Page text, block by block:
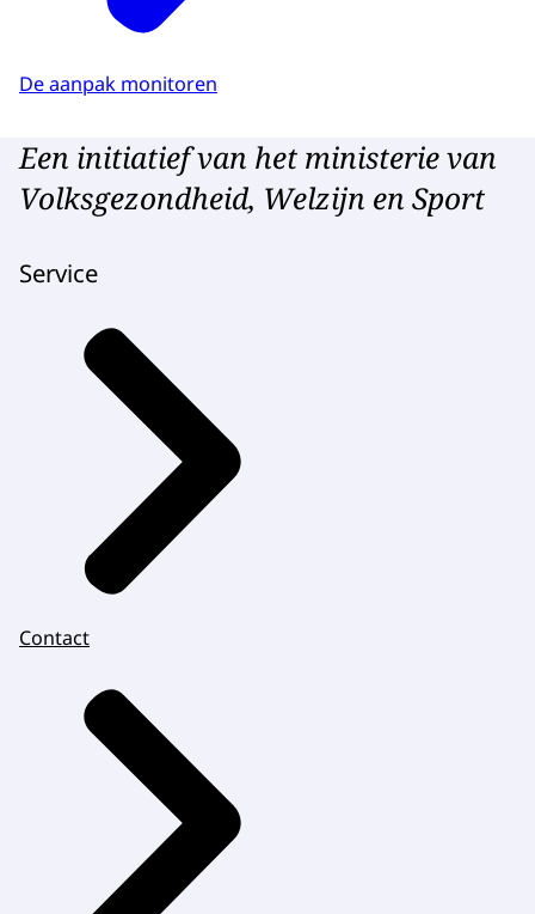
De aanpak monitoren
Een initiatief van het ministerie van
Volksgezondheid, Welzijn en Sport
Service
Contact